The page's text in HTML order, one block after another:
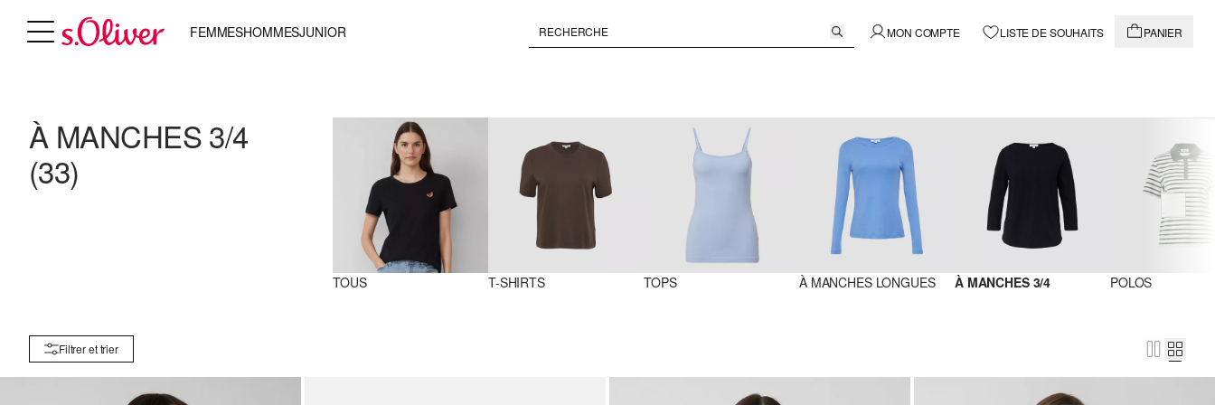
FEMMESHOMMESJUNIOR MON COMPTE LISTE DE SOUHAITS PANIER
À MANCHES 3/4
(33)
TOUS T-SHIRTS TOPS À MANCHES LONGUES À MANCHES 3/4 POLOS
Filtrer et trier